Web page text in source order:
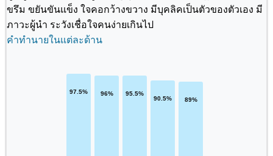
ขรึม ขยันขันแข็ง ใจคอกว้างขวาง มีบุคลิคเป็นตัวของตัวเอง มี
ภาวะผู้นำ ระวังเชื่อใจคนง่ายเกินไป
คำทำนายในแต่ละด้าน